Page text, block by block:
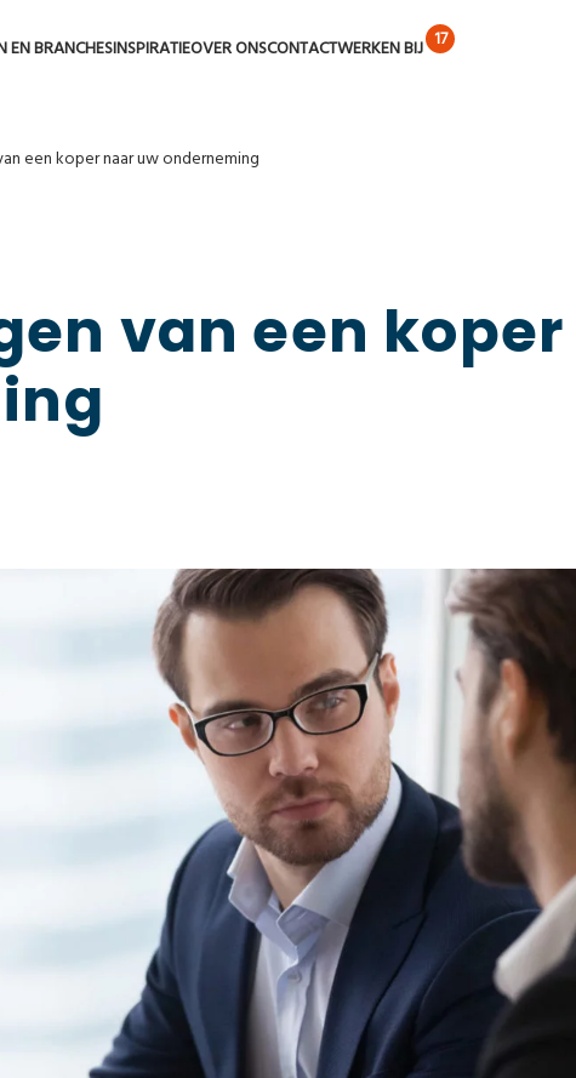
EN BRANCHESINSPIRATIEOVER ONSCONTACTWERKEN BIJ
een koper naar uw onderneming
van een